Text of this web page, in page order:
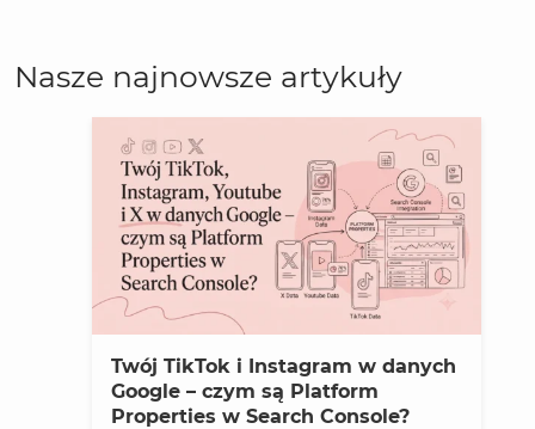
Nasze najnowsze artykuły
Twój TikTok i Instagram w danych
Google – czym są Platform
Properties w Search Console?